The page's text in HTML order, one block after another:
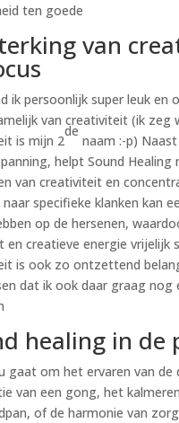
ten goede
van
ik persoonlijk super leuk en
van creativiteit (ik zeg
is mijn 2
de
naam :-p)
helpt Sound
van creativiteit en
specifieke klanken kan
op de hersenen,
en creatieve energie vrijelijk
is ook zo ontzettend
dat ik ook daar graag nog
healing in de
gaat om het ervaren van de
van een gong, het
of de harmonie van